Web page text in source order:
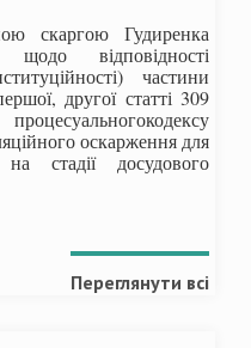
скаргою Гудиренка
відповідності
частини
другої статті 309
оскарження для
стадії досудового
Переглянути всі